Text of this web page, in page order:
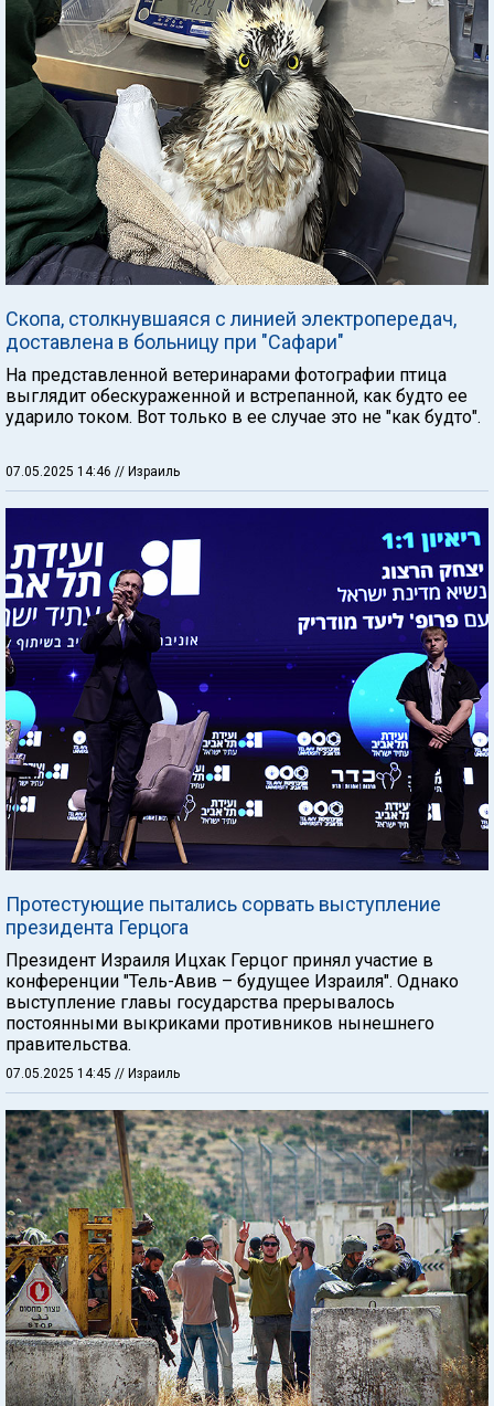
Скопа, столкнувшаяся с линией электропередач,
доставлена в больницу при "Сафари"
На представленной ветеринарами фотографии птица
выглядит обескураженной и встрепанной, как будто ее
ударило током. Вот только в ее случае это не "как будто".
07.05.2025 14:46 // Израиль
Протестующие пытались сорвать выступление
президента Герцога
Президент Израиля Ицхак Герцог принял участие в
конференции "Тель-Авив – будущее Израиля". Однако
выступление главы государства прерывалось
постоянными выкриками противников нынешнего
правительства.
07.05.2025 14:45 // Израиль